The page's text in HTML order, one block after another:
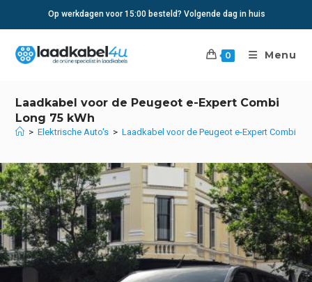
Op werkdagen voor 15:00 besteld? Volgende dag in huis
0 Menu
Laadkabel voor de Peugeot e-Expert Combi
Long 75 kWh
> Elektrische Auto's > Laadkabel voor de Peugeot e-Expert Combi